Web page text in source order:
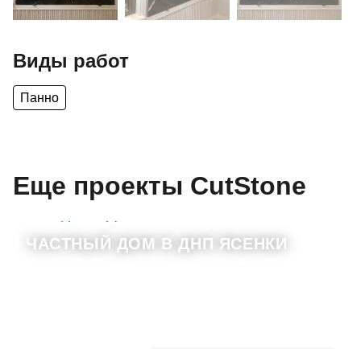
Виды работ
Панно
Еще проекты CutStone
ЧАСТНЫЙ ДОМ В ДНП ЯСЕНКИ